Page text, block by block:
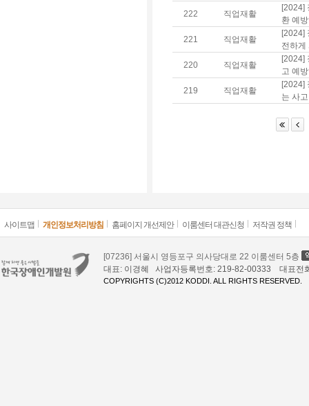
222
직업재활
[2024]
환 예
221
직업재활
[2024]
전하게
220
직업재활
[2024]
고 예
219
직업재활
[2024]
는 사
사이트맵 개인정보처리방침 홈페이지 개선제안 이룸센터 대관신청 저작권 정책
[07236] 서울시 영등포구 의사당대로 22 이룸센터 5층
대표: 이경혜 사업자등록번호: 219-82-00333 대표
COPYRIGHTS (C)2012 KODDI. ALL RIGHTS RESERVED.